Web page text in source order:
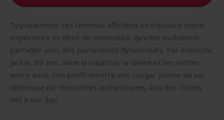
Typiquement, ces femmes affichent un équilibre entre
expérience et désir de nouveauté, qu’elles souhaitent
partager avec des partenaires dynamiques. Par exemple,
Jackie, 69 ans, aime la natation, la danse et les sorties
entre amis. Son profil montre une cougar pleine de vie,
désireuse de rencontres authentiques, loin des clichés
liés à son âge.